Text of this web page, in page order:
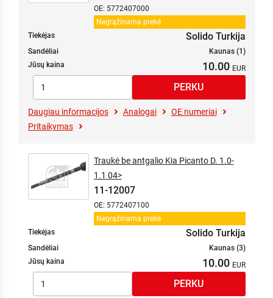
Negrąžinama prekė
OE: 5772407000
Tiekėjas Solido Turkija
Sandėliai
Kaunas (1)
Jūsų kaina
10.00
Daugiau informacijos Analogai
OE numeriai
Pritaikymas
Negrąžinama prekė
Traukė be antgalio Kia Picanto D. 1.0-
1.1 04>
11-12007
OE: 5772407100
Tiekėjas Solido Turkija
Sandėliai
Kaunas (3)
Jūsų kaina
10.00